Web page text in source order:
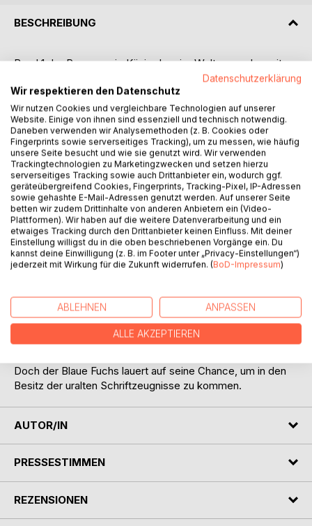
BESCHREIBUNG
Band 1 der Romanserie König der vier Weltgegenden mit
dem Untertitel Der Blaue Fuchs basiert zu großen Teilen
auf den Erlebnissen des Autors Ari TUR, der viele Jahre
lang als Archäologe in der syrischen Wüste arbeitete.
Während einer Rundreise durch Syrien im Jahr 2010 trifft er
in Damaskus unverhofft auf seinen alten Widersacher,
einen Grabräuber, der als Der Blaue Fuchs bekannt ist.
Seine Mitreisenden drängen Ari mehr über seine erste
Begegnung mit dem rücksichtslosen Ganoven und dem
Leben unter Beduinen zu erzählen. Ari berichtet von der
Entdeckung eines assyrischen Palastes aus dem 13.
Jahrhundert vor Christus, in dem die Archäologen auf ein
Tontafelarchiv stoßen. Doch auch der Blaue Fuchs erhält
Kenntnis von dem sensationellen Fund. Ari macht sich
daran, gemeinsam mit seinem Freund Abdallah die
Entzifferung der uralten Texte, stoßen die Wissenschaftler
auf Nachrichten aus dem längst untergegangenen Assyrer-
Reich, dessen Herrscher nur ein Gedanke beseelt: Er
möchte noch zu Lebzeiten den altorientalischen Ehrentitel
Doch der Blaue Fuchs lauert auf seine Chance, um in den
Besitz der uralten Schriftzeugnisse zu kommen.
AUTOR/IN
PRESSESTIMMEN
REZENSIONEN
Datenschutzerklärung
Wir respektieren den Datenschutz
Wir nutzen Cookies und vergleichbare Technologien auf unserer
Website. Einige von ihnen sind essenziell und technisch notwendig.
Daneben verwenden wir Analysemethoden (z. B. Cookies oder
Fingerprints sowie serverseitiges Tracking), um zu messen, wie häufig
unsere Seite besucht und wie sie genutzt wird. Wir verwenden
Trackingtechnologien zu Marketingzwecken und setzen hierzu
serverseitiges Tracking sowie auch Drittanbieter ein, wodurch ggf.
geräteübergreifend Cookies, Fingerprints, Tracking-Pixel, IP-Adressen
sowie gehashte E-Mail-Adressen genutzt werden. Auf unserer Seite
betten wir zudem Drittinhalte von anderen Anbietern ein (Video-
Plattformen). Wir haben auf die weitere Datenverarbeitung und ein
etwaiges Tracking durch den Drittanbieter keinen Einfluss. Mit deiner
Einstellung willigst du in die oben beschriebenen Vorgänge ein. Du
kannst deine Einwilligung (z. B. im Footer unter „Privacy-Einstellungen“)
jederzeit mit Wirkung für die Zukunft widerrufen. (BoD-Impressum)
ABLEHNEN ANPASSEN
ALLE AKZEPTIEREN